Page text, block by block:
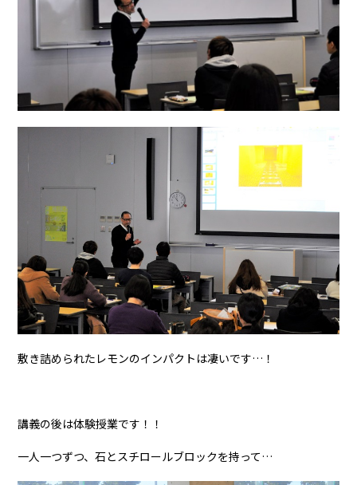
敷き詰められたレモンのインパクトは凄いです…！
講義の後は体験授業です！！
一人一つずつ、石とスチロールブロックを持って…